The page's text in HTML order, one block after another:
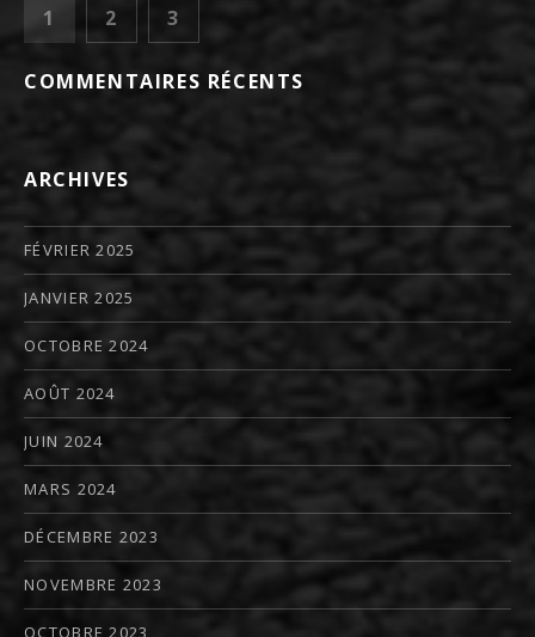
PAGINATION DES PUBLICATIONS
PAGE
1 PAGE
2 PAGE
3
COMMENTAIRES RÉCENTS
ARCHIVES
FÉVRIER 2025
JANVIER 2025
OCTOBRE 2024
AOÛT 2024
JUIN 2024
MARS 2024
DÉCEMBRE 2023
NOVEMBRE 2023
OCTOBRE 2023